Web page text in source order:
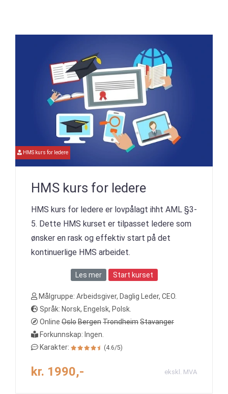
HMS kurs for ledere
HMS kurs for ledere
HMS kurs for ledere er lovpålagt ihht AML §3-
5. Dette HMS kurset er tilpasset ledere som
ønsker en rask og effektiv start på det
kontinuerlige HMS arbeidet.
Les mer Start kurset
Målgruppe: Arbeidsgiver, Daglig Leder, CEO.
Språk: Norsk, Engelsk, Polsk.
Online OsloBergenTrondheimStavanger
Forkunnskap: Ingen.
Karakter:
(4.6/5)
kr. 1990,- ekskl. MVA